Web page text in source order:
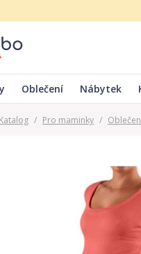
Oblečení Nábytek
Katalog / Pro maminky /